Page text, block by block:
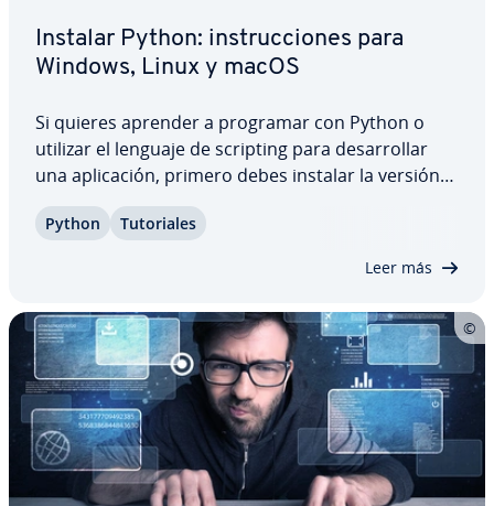
Instalar Python: in­s­tru­c­cio­nes para
Windows, Linux y macOS
Si quieres aprender a programar con Python o
utilizar el lenguaje de scripting para de­sa­rro­llar
una apli­ca­ción, primero debes instalar la versión
cuáles son los re­qui­si­tos para ello, dónde puedes
Python Tu­to­ria­les
Leer más